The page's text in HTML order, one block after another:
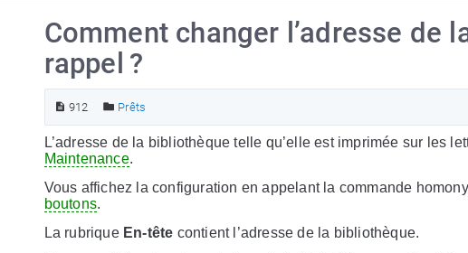
Comment changer l’adresse de
rappel ?
912 Prêts
L’adresse de la bibliothèque telle qu’elle est imprimée sur les
Maintenance.
Vous affichez la configuration en appelant la commande
boutons.
La rubrique En-tête contient l’adresse de la bibliothèque.